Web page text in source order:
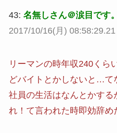
43: 名無しさん＠涙目です
2017/10/16(月)
リーマンの時年収240くら
どバイトとかしないと…て
社員の生活はなんとかする
れ！て言われた時即効辞め